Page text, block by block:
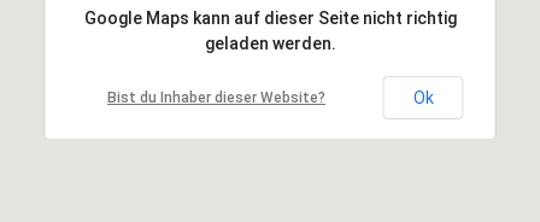
Google Maps kann auf dieser Seite nicht richtig
geladen werden.
Bist du Inhaber dieser Website? Ok
Google Maps kann auf dieser Seite nicht richtig
geladen werden.
Bist du Inhaber dieser Website? Ok